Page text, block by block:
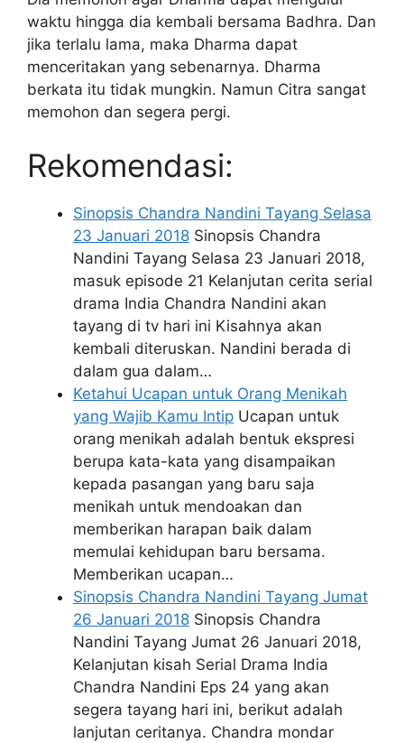
waktu hingga dia kembali bersama Badhra. Dan
jika terlalu lama, maka Dharma dapat
menceritakan yang sebenarnya. Dharma
berkata itu tidak mungkin. Namun Citra sangat
memohon dan segera pergi.
Rekomendasi:
Sinopsis Chandra Nandini Tayang Selasa
23 Januari 2018 Sinopsis Chandra
Nandini Tayang Selasa 23 Januari 2018,
masuk episode 21 Kelanjutan cerita serial
drama India Chandra Nandini akan
tayang di tv hari ini Kisahnya akan
kembali diteruskan. Nandini berada di
dalam gua dalam…
Ketahui Ucapan untuk Orang Menikah
yang Wajib Kamu Intip Ucapan untuk
orang menikah adalah bentuk ekspresi
berupa kata-kata yang disampaikan
kepada pasangan yang baru saja
menikah untuk mendoakan dan
memberikan harapan baik dalam
memulai kehidupan baru bersama.
Memberikan ucapan…
Sinopsis Chandra Nandini Tayang Jumat
26 Januari 2018 Sinopsis Chandra
Nandini Tayang Jumat 26 Januari 2018,
Kelanjutan kisah Serial Drama India
Chandra Nandini Eps 24 yang akan
segera tayang hari ini, berikut adalah
lanjutan ceritanya. Chandra mondar